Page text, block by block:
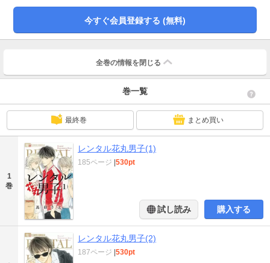
かの倒産！しかも、「華丸男子」社長である母親が、行方をくらませてしま
い…！？最高の恋人、“レンタル”いたします！？イケメン百花繚乱ラブコメデ
今すぐ会員登録する (無料)
全巻の情報を 閉じる
巻一覧
最終巻 まとめ買い
1
巻
レンタル花丸男子(1)
185ページ 530pt
試し読み 購入する
レンタル花丸男子(2)
187ページ 530pt